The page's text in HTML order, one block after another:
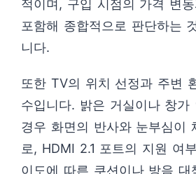
적이며, 구입 시점의 가격 변
포함해 종합적으로 판단하는
니다.
또한 TV의 위치 선정과 주변
수입니다. 밝은 거실이나 창가
경우 화면의 반사와 눈부심이
로, HDMI 2.1 포트의 지원 여
이도에 따른 쿠션이나 방음 대